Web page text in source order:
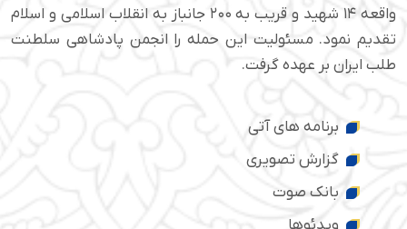
واقعه ۱۴ شهید و قریب به ۲۰۰ جانباز به انقلاب اسلامی و اسلام
تقدیم نمود. مسئولیت این حمله را انجمن پادشاهی سلطنت
طلب ایران بر عهده گرفت.
برنامه های آتی
گزارش تصویری
بانک صوت